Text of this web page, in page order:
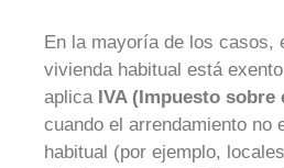
En la mayoría de los casos,
vivienda habitual está
aplica IVA (Impuesto sobre
cuando el arrendamiento no
habitual (por ejemplo,